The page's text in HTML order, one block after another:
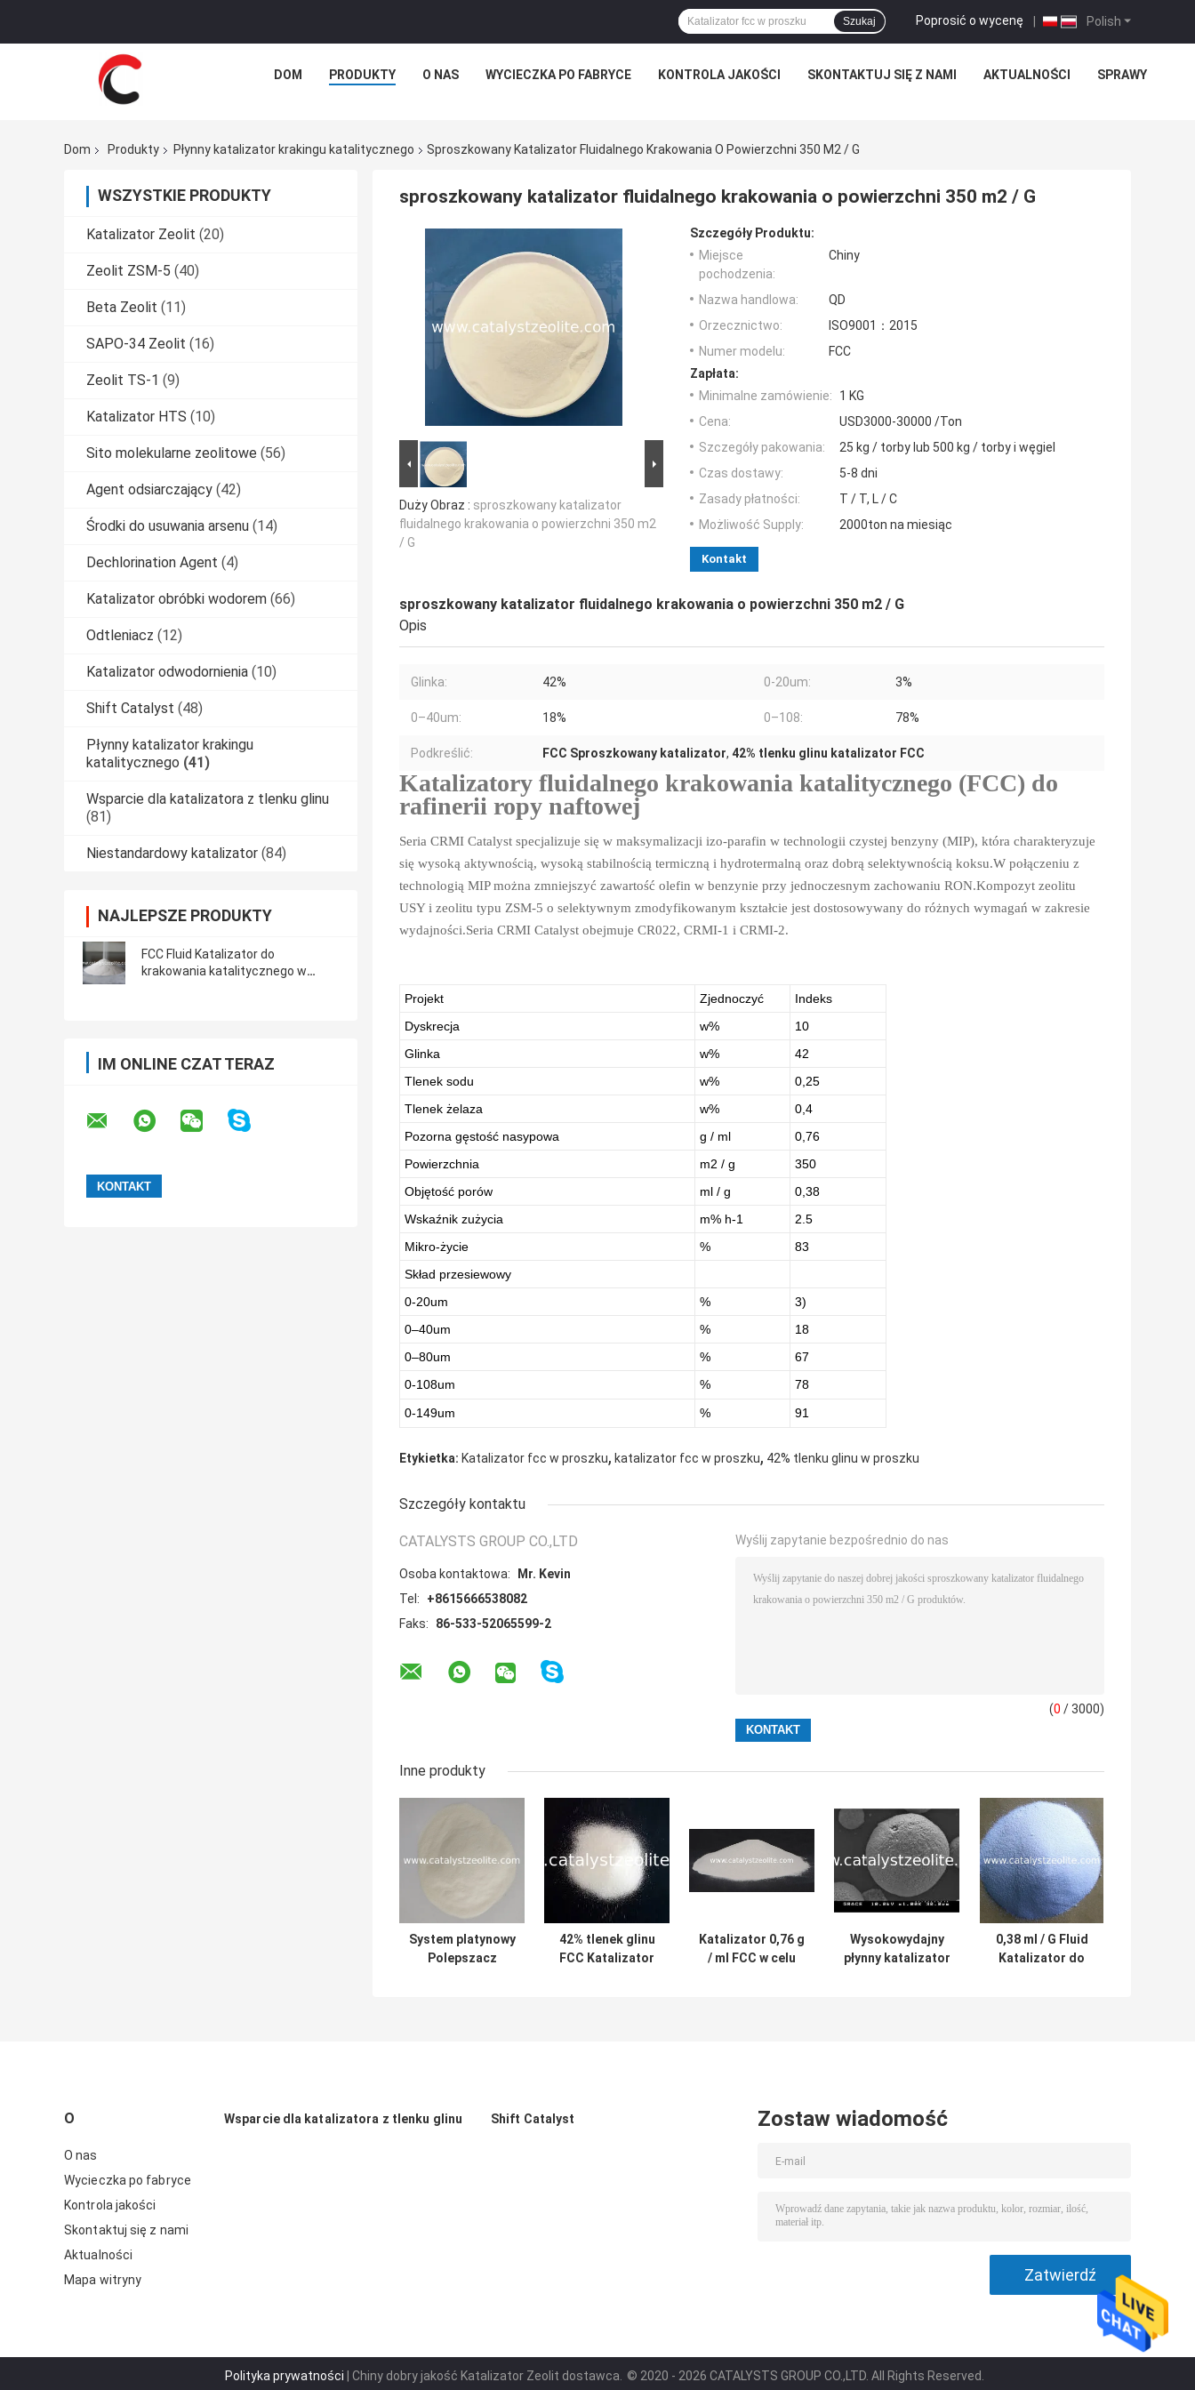
Polish
Poprosić o wycenę |
Szukaj
DOM PRODUKTY O NAS WYCIECZKA PO FABRYCE KONTROLA JAKOŚCI SKONTAKTUJ SIĘ Z NAMI AKTUALNOŚCI SPRAWY
Dom Produkty Płynny katalizator krakingu katalitycznego Sproszkowany Katalizator Fluidalnego Krakowania O Powierzchni 350 M2 / G
WSZYSTKIE PRODUKTY
Katalizator Zeolit (20)
Zeolit ​​ZSM-5 (40)
Beta Zeolit (11)
SAPO-34 Zeolit (16)
Zeolit ​​TS-1 (9)
Katalizator HTS (10)
Sito molekularne zeolitowe (56)
Agent odsiarczający (42)
Środki do usuwania arsenu (14)
Dechlorination Agent (4)
Katalizator obróbki wodorem (66)
Odtleniacz (12)
Katalizator odwodornienia (10)
Shift Catalyst (48)
Płynny katalizator krakingu
katalitycznego (41)
Wsparcie dla katalizatora z tlenku glinu
(81)
Niestandardowy katalizator (84)
NAJLEPSZE PRODUKTY
FCC Fluid Katalizator do
krakowania katalitycznego w
IM ONLINE CZAT TERAZ
sproszkowany katalizator fluidalnego krakowania o powierzchni 350 m2 / G
Duży Obraz : sproszkowany katalizator
fluidalnego krakowania o powierzchni 350 m2
/ G
Szczegóły Produktu:
Miejsce
pochodzenia:
Chiny
Nazwa handlowa:
QD
Orzecznictwo:
ISO9001：2015
Numer modelu:
FCC
Zapłata:
Minimalne zamówienie:
1 KG
Cena:
USD3000-30000 /Ton
Szczegóły pakowania:
25 kg / torby lub 500 kg / torby i węgiel
Czas dostawy:
5-8 dni
Zasady płatności:
T / T, L / C
Możliwość Supply:
2000ton na miesiąc
Kontakt
sproszkowany katalizator fluidalnego krakowania o powierzchni 350 m2 / G
Opis
Glinka: 42% 0-20um: 3%
0–40um: 18% 0–108: 78%
Podkreślić: FCC Sproszkowany katalizator, 42% tlenku glinu katalizator FCC
Katalizatory fluidalnego krakowania katalitycznego (FCC) do
rafinerii ropy naftowej
Seria CRMI Catalyst specjalizuje się w maksymalizacji izo-parafin w technologii czystej benzyny (MIP), która charakteryzuje
się wysoką aktywnością, wysoką stabilnością termiczną i hydrotermalną oraz dobrą selektywnością koksu.W połączeniu z
technologią MIP można zmniejszyć zawartość olefin w benzynie przy jednoczesnym zachowaniu RON.Kompozyt zeolitu
USY i zeolitu typu ZSM-5 o selektywnym zmodyfikowanym kształcie jest dostosowywany do różnych wymagań w zakresie
wydajności.Seria CRMI Catalyst obejmuje CR022, CRMI-1 i CRMI-2.
Projekt Zjednoczyć
Indeks
Dyskrecja
w%
10
Glinka
w%
42
Tlenek sodu
w%
0,25
Tlenek żelaza
w%
0,4
Pozorna gęstość nasypowa
g / ml
0,76
Powierzchnia
m2 / g
350
Objętość porów
ml / g
0,38
Wskaźnik zużycia
m% h-1
2.5
Mikro-życie
%
83
Skład przesiewowy
0-20um
%
3)
0–40um
%
18
0–80um
%
67
0-108um
%
78
0-149um
% 91
Etykietka: Katalizator fcc w proszku, katalizator fcc w proszku, 42% tlenku glinu w proszku
Szczegóły kontaktu
CATALYSTS GROUP CO.,LTD
Osoba kontaktowa:
Mr. Kevin
Tel:
+8615666538082
Faks:
86-533-52065599-2
Wyślij zapytanie bezpośrednio do nas
(0 / 3000)
Inne produkty
System platynowy
Polepszacz
42% tlenek glinu
FCC Katalizator
Katalizator 0,76 g
/ ml FCC w celu
Wysokowydajny
płynny katalizator
0,38 ml / G Fluid
Katalizator do
O
O nas
Wycieczka po fabryce
Kontrola jakości
Skontaktuj się z nami
Aktualności
Mapa witryny
Wsparcie dla katalizatora z tlenku glinu Shift Catalyst Zostaw wiadomość
Polityka prywatności | Chiny dobry jakość Katalizator Zeolit dostawca. © 2020 - 2026 CATALYSTS GROUP CO.,LTD. All Rights Reserved.